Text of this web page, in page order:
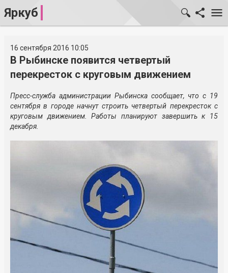
Яркуб
16 сентября 2016 10:05
В Рыбинске появится четвертый
перекресток с круговым движением
Пресс-служба администрации Рыбинска сообщает, что с 19
сентября в городе начнут строить четвертый перекресток с
круговым движением. Работы планируют завершить к 15
декабря.